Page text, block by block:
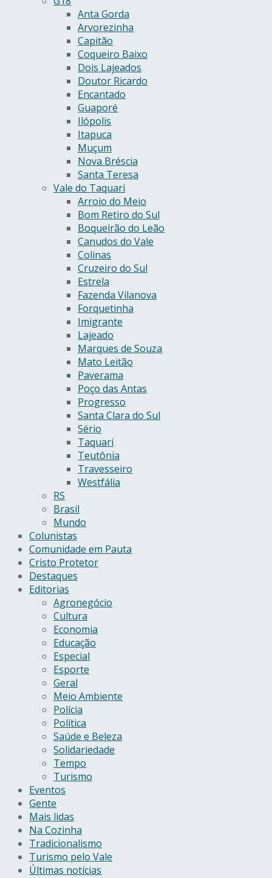
Anta Gorda
Arvorezinha
Capitão
Coqueiro Baixo
Dois Lajeados
Doutor Ricardo
Encantado
Guaporé
Ilópolis
Itapuca
Muçum
Nova Bréscia
Santa Teresa
Vale do Taquari
Arroio do Meio
Bom Retiro do Sul
Boqueirão do Leão
Canudos do Vale
Colinas
Cruzeiro do Sul
Estrela
Fazenda Vilanova
Forquetinha
Imigrante
Lajeado
Marques de Souza
Mato Leitão
Paverama
Poço das Antas
Progresso
Santa Clara do Sul
Sério
Taquari
Teutônia
Travesseiro
Westfália
RS
Brasil
Mundo
Colunistas
Comunidade em Pauta
Cristo Protetor
Destaques
Editorias
Agronegócio
Cultura
Economia
Educação
Especial
Esporte
Geral
Meio Ambiente
Polícia
Política
Saúde e Beleza
Solidariedade
Tempo
Turismo
Eventos
Gente
Mais lidas
Na Cozinha
Tradicionalismo
Turismo pelo Vale
Últimas notícias